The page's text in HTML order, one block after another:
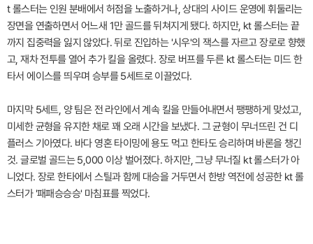
t 롤스터는 인원 분배에서 허점을 노출하거나, 상대의 사이드 운영에 휘둘리는
장면을 연출하면서 어느새 1만 골드를 뒤쳐지게 됐다. 하지만, kt 롤스터는 끝
까지 집중력을 잃지 않았다. 뒤로 진입하는 '시우'의 잭스를 자르고 장로로 향했
고, 재차 전투를 열어 추가 킬을 올렸다. 장로 버프를 두른 kt 롤스터는 미드 한
타서 에이스를 띄우며 승부를 5세트로 이끌었다.
마지막 5세트, 양 팀은 전 라인에서 계속 킬을 만들어내면서 팽팽하게 맞섰고,
미세한 균형을 유지한 채로 꽤 오래 시간을 보냈다. 그 균형이 무너뜨린 건 디
플러스 기아였다. 바다 영혼 타이밍에 용도 먹고 한타도 승리하며 바론을 챙긴
것. 글로벌 골드는 5,000 이상 벌어졌다. 하지만, 그냥 무너질 kt 롤스터가 아
니었다. 장로 한타에서 스틸과 함께 대승을 거두면서 한방 역전에 성공한 kt 롤
스터가 '패패승승승' 마침표를 찍었다.